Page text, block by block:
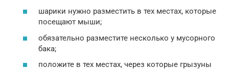
шарики нужно разместить в тех местах, которые
посещают мыши;
обязательно разместите несколько у мусорного
бака;
положите в тех местах, через которые грызуны